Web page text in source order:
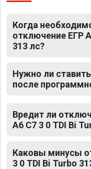
Когда
отключение ЕГР
313 лс?
Нужно ли
после
Вредит ли
A6 C7 3 0 TDI Bi
Каковы минусы
3 0 TDI Bi Turbo